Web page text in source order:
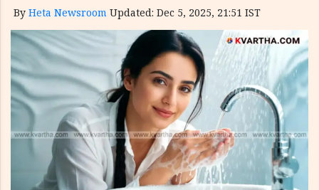
By Heta Newsroom Updated: Dec 5, 2025, 21:51 IST